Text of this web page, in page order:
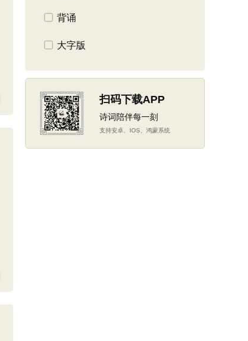
背诵
大字版
扫码下载APP
诗词陪伴每一刻
支持安卓、IOS、鸿蒙系统